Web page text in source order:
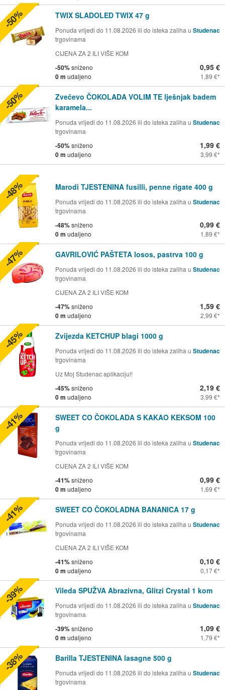
TWIX SLADOLED TWIX 47 g
Ponuda vrijedi do 11.08.2026 ili do isteka zaliha u Studenac
trgovinama
CIJENA ZA 2 ILI VIŠE KOM
-50%sniženo
0 m udaljeno
0,95 €
1,89 €
-50%
Zvečevo ČOKOLADA VOLIM TE lješnjak badem
karamela...
Ponuda vrijedi do 11.08.2026 ili do isteka zaliha u Studenac
trgovinama
-50%sniženo
0 m udaljeno
1,99 €
3,99 €
-50%
Marodi TJESTENINA fusilli, penne rigate 400 g
Ponuda vrijedi do 11.08.2026 ili do isteka zaliha u Studenac
trgovinama
-48%sniženo
0 m udaljeno
0,99 €
1,89 €
-48%
GAVRILOVIĆ PAŠTETA losos, pastrva 100 g
Ponuda vrijedi do 11.08.2026 ili do isteka zaliha u Studenac
trgovinama
CIJENA ZA 2 ILI VIŠE KOM
-47%sniženo
0 m udaljeno
1,59 €
2,99 €
-47%
Zvijezda KETCHUP blagi 1000 g
Ponuda vrijedi do 11.08.2026 ili do isteka zaliha u Studenac
trgovinama
Uz Moj Studenac aplikaciju!!
-45%sniženo
0 m udaljeno
2,19 €
3,99 €
-45%
SWEET CO ČOKOLADA S KAKAO KEKSOM 100
g
Ponuda vrijedi do 11.08.2026 ili do isteka zaliha u Studenac
trgovinama
CIJENA ZA 2 ILI VIŠE KOM
-41%sniženo
0 m udaljeno
0,99 €
1,69 €
-41%
SWEET CO ČOKOLADNA BANANICA 17 g
Ponuda vrijedi do 11.08.2026 ili do isteka zaliha u Studenac
trgovinama
CIJENA ZA 2 ILI VIŠE KOM
-41%sniženo
0 m udaljeno
0,10 €
0,17 €
-41%
Vileda SPUŽVA Abrazivna, Glitzi Crystal 1 kom
Ponuda vrijedi do 11.08.2026 ili do isteka zaliha u Studenac
trgovinama
-39%sniženo
0 m udaljeno
1,09 €
1,79 €
-39%
Barilla TJESTENINA lasagne 500 g
Ponuda vrijedi do 11.08.2026 ili do isteka zaliha u Studenac
trgovinama
-38%